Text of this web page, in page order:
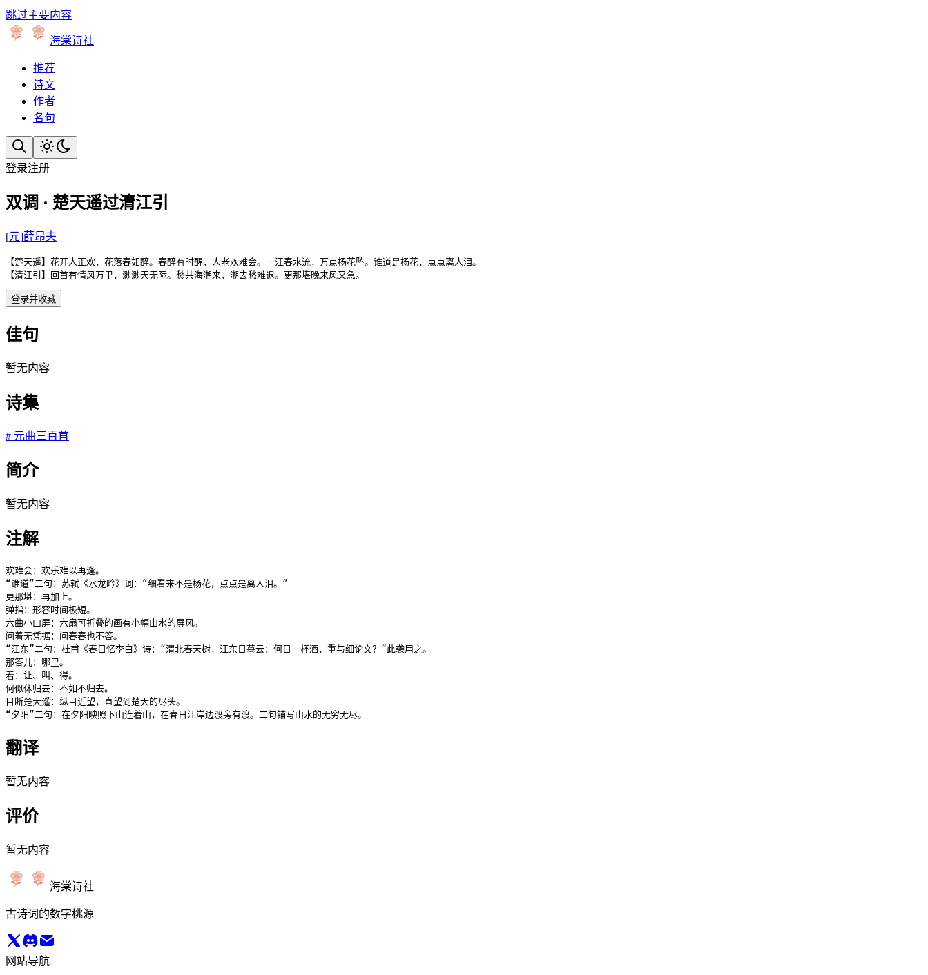
跳过主要内容
海棠诗社
推荐
诗文
作者
名句
登录注册
双调 · 楚天遥过清江引
[元]薛昂夫
【楚天遥】花开人正欢，花落春如醉。春醉有时醒，人老欢难会。一江春水流，万点杨花坠。谁道是杨花，点点离人泪。
【清江引】回首有情风万里，渺渺天无际。愁共海潮来，潮去愁难退。更那堪晚来风又急。
登录并收藏
佳句
暂无内容
诗集
# 元曲三百首
简介
暂无内容
注解
欢难会：欢乐难以再逢。
“谁道”二句：苏轼《水龙吟》词：“细看来不是杨花，点点是离人泪。”
更那堪：再加上。
弹指：形容时间极短。
六曲小山屏：六扇可折叠的画有小幅山水的屏风。
问着无凭据：问春春也不答。
“江东”二句：杜甫《春日忆李白》诗：“渭北春天树，江东日暮云：何日一杯酒，重与细论文？”此袭用之。
那答儿：哪里。
着：让、叫、得。
何似休归去：不如不归去。
目断楚天遥：纵目近望，直望到楚天的尽头。
翻译
暂无内容
评价
暂无内容
海棠诗社
古诗词的数字桃源
网站导航